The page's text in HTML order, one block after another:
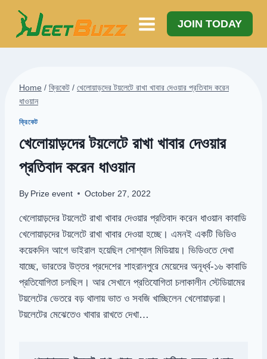
Skip
content
JOIN TODAY
Home / ক্রিকেট / খেলোয়াড়দের টয়লেটে রাখা খাবার দেওয়ার প্রতিবাদ করেন
ধাওয়ান
ক্রিকেট
খেলোয়াড়দের টয়লেটে রাখা খাবার দেওয়ার
প্রতিবাদ করেন ধাওয়ান
By Prize event October 27, 2022
খেলোয়াড়দের টয়লেটে রাখা খাবার দেওয়ার প্রতিবাদ করেন ধাওয়ান কাবাডি
খেলোয়াড়দের টয়লেটে রাখা খাবার দেওয়া হচ্ছে। এমনই একটি ভিডিও
কয়েকদিন আগে ভাইরাল হয়েছিল সোশ্যাল মিডিয়ায়। ভিডিওতে দেখা
যাচ্ছে, ভারতের উত্তর প্রদেশের শাহরানপুরে মেয়েদের অনূর্ধ্ব-১৬ কাবাডি
প্রতিযোগিতা চলছিল। আর সেখানে প্রতিযোগিতা চলাকালীন স্টেডিয়ামের
টয়লেটের ভেতরে বড় থালায় ভাত ও সবজি খাচ্ছিলেন খেলোয়াড়রা।
টয়লেটের মেঝেতেও খাবার রাখতে দেখা…